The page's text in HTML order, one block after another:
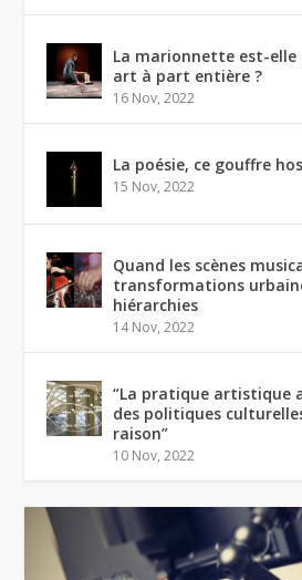
La marionnette est-elle
art à part entière ?
16 Nov, 2022
La poésie, ce gouffre
15 Nov, 2022
Quand les scènes
transformations
hiérarchies
14 Nov, 2022
“La pratique artistique
des politiques
raison”
10 Nov, 2022